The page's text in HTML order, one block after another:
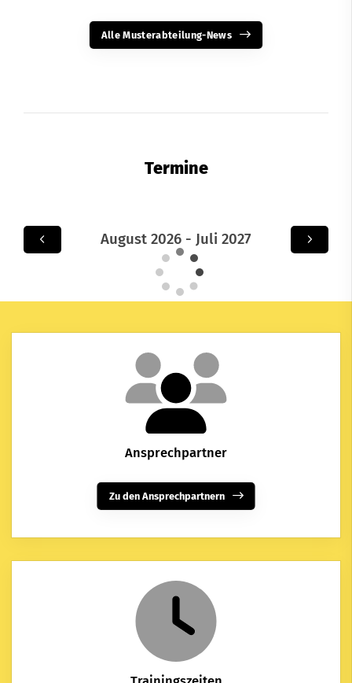
Alle Musterabteilung-News
Termine
August 2026 - Juli 2027
Ansprechpartner
Zu den Ansprechpartnern